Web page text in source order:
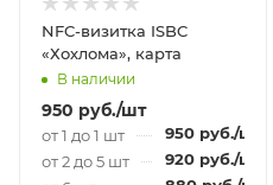
NFC-визитка ISBC
«Хохлома», карта
В наличии
950 руб./шт
от 1 до 1 шт 950 руб./шт
от 2 до 5 шт
920 руб./шт